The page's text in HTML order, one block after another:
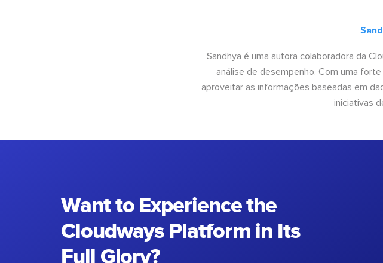
Sandhya é uma autora colaboradora da
análise de desempenho. Com uma
aproveitar as informações baseadas em
iniciativas
Want to Experience the
Cloudways Platform in Its
Full Glory?